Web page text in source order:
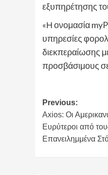
εξυπηρέτησης
«Η ονομασία
υπηρεσίες
διεκπεραίωσης
προσβάσιμους σε
Post
Previous:
Axios: Οι
Ευρύτεροι από
Επανειλημμένα